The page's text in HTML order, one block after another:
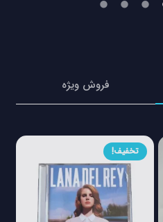
فروش ویژه
تخفیف!